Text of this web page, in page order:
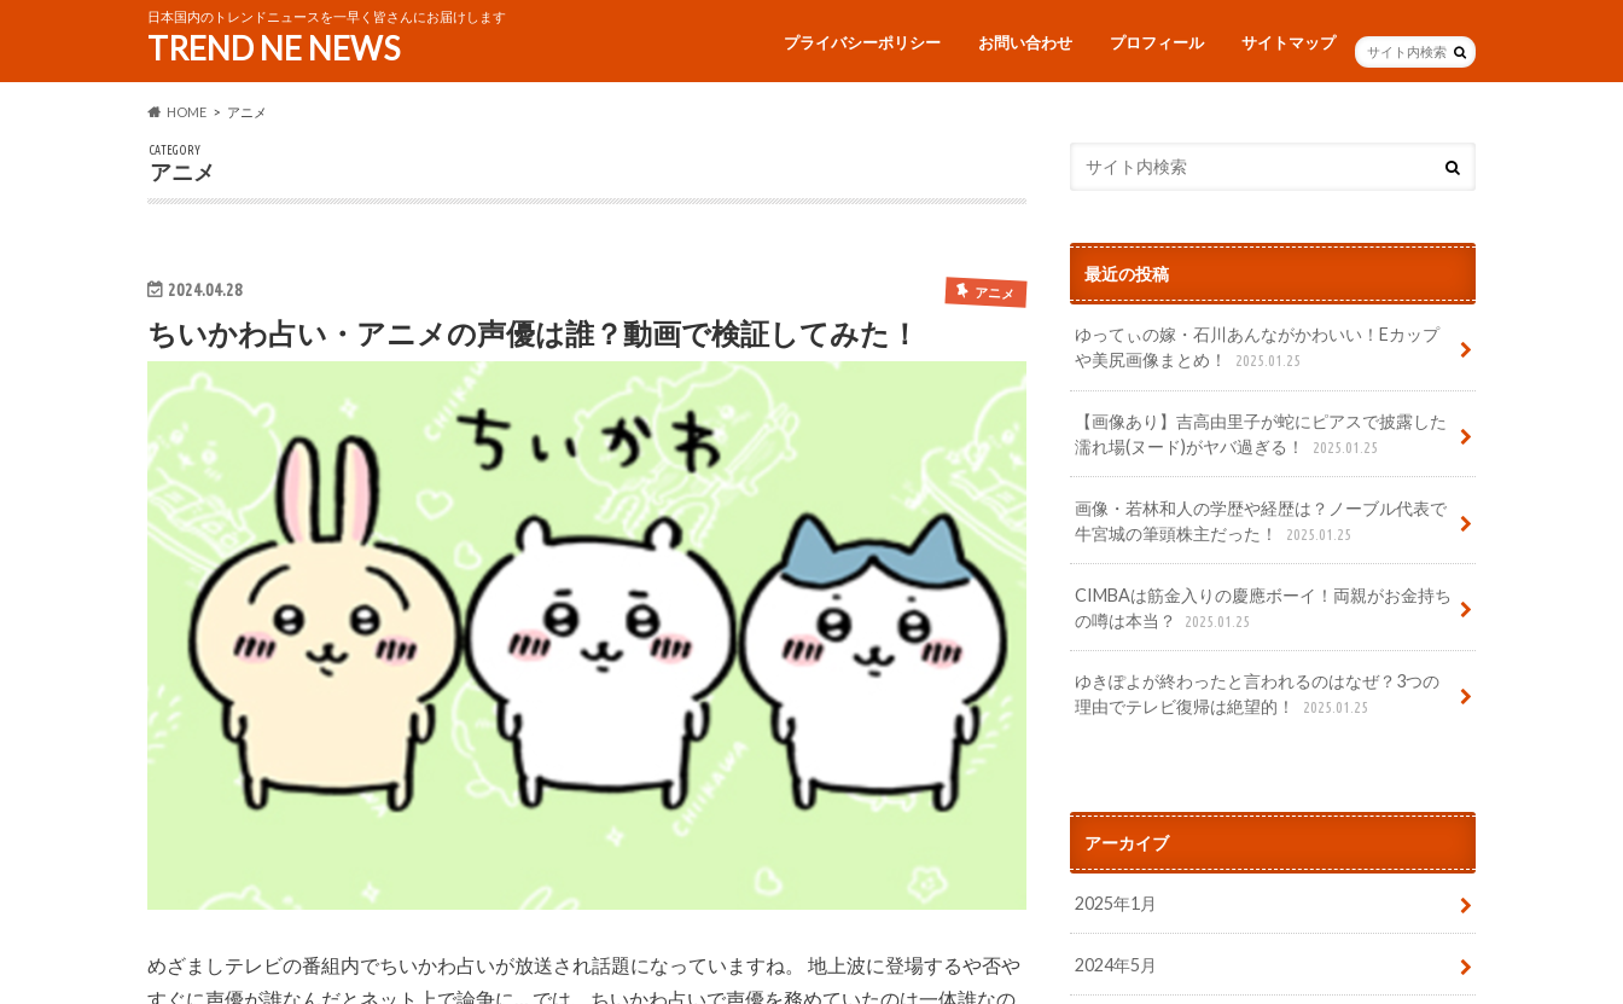
日本国内のトレンドニュースを一早く皆さんにお届けします
TREND NE NEWS プライバシーポリシー お問い合わせ プロフィール サイトマップ
HOME アニメ
CATEGORY
アニメ
2024.04.28 アニメ
ちいかわ占い・アニメの声優は誰？動画で検証してみた！
めざましテレビの番組内でちいかわ占いが放送され話題になっていますね。 地上波に登場するや否や
すぐに声優が誰なんだとネット上で論争に… では、ちいかわ占いで声優を務めていたのは一体誰なの
最近の投稿
ゆってぃの嫁・石川あんながかわいい！Eカップ
や美尻画像まとめ！
2025.01.25
【画像あり】吉高由里子が蛇にピアスで披露した
濡れ場(ヌード)がヤバ過ぎる！
2025.01.25
画像・若林和人の学歴や経歴は？ノーブル代表で
牛宮城の筆頭株主だった！
2025.01.25
CIMBAは筋金入りの慶應ボーイ！両親がお金持ち
の噂は本当？
2025.01.25
ゆきぽよが終わったと言われるのはなぜ？3つの
理由でテレビ復帰は絶望的！
2025.01.25
アーカイブ
2025年1月
2024年5月